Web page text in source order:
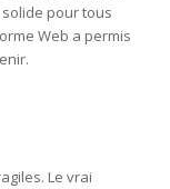
pour tous
Web a permis
Le vrai